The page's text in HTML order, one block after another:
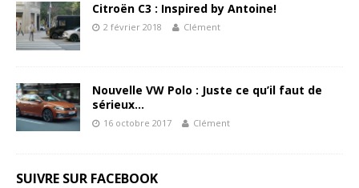
Citroën C3 : Inspired by Antoine!
2 février 2018 Clément
Nouvelle VW Polo : Juste ce qu’il faut de
sérieux…
16 octobre 2017 Clément
SUIVRE SUR FACEBOOK